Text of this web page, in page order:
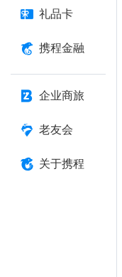
礼品卡
携程金融
企业商旅
老友会
关于携程